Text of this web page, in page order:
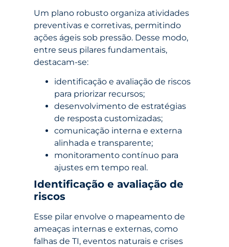
Um plano robusto organiza atividades
preventivas e corretivas, permitindo
ações ágeis sob pressão. Desse modo,
entre seus pilares fundamentais,
destacam-se:
identificação e avaliação de riscos
para priorizar recursos;
desenvolvimento de estratégias
de resposta customizadas;
comunicação interna e externa
alinhada e transparente;
monitoramento contínuo para
ajustes em tempo real.
Identificação e avaliação de
riscos
Esse pilar envolve o mapeamento de
ameaças internas e externas, como
falhas de TI, eventos naturais e crises